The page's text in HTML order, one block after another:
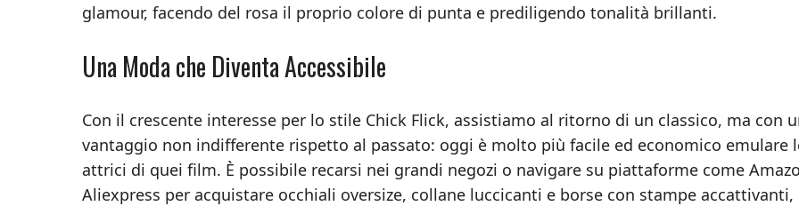
glamour, facendo del rosa il proprio colore di punta e prediligendo tonalità brillanti.
Una Moda che Diventa Accessibile
Con il crescente interesse per lo stile Chick Flick, assistiamo al ritorno di un classico, ma con
vantaggio non indifferente rispetto al passato: oggi è molto più facile ed economico emulare
attrici di quei film. È possibile recarsi nei grandi negozi o navigare su piattaforme come
Aliexpress per acquistare occhiali oversize, collane luccicanti e borse con stampe accattivanti,